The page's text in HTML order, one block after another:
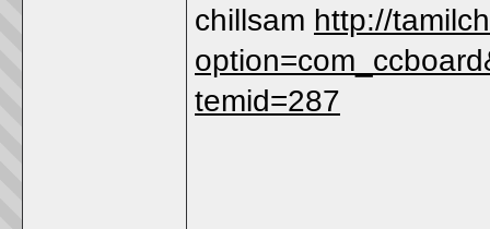
chillsam http://
temid=287